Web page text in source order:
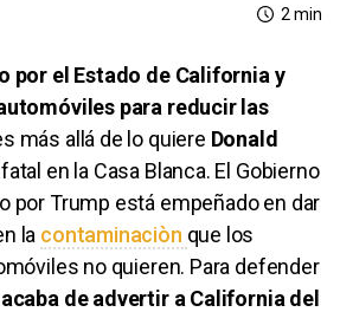
2 min
por el Estado de California y
para reducir las
más allá de lo quiere Donald
en la Casa Blanca. El Gobierno
por Trump está empeñado en dar
la contaminaciòn que los
no quieren. Para defender
de advertir a California del